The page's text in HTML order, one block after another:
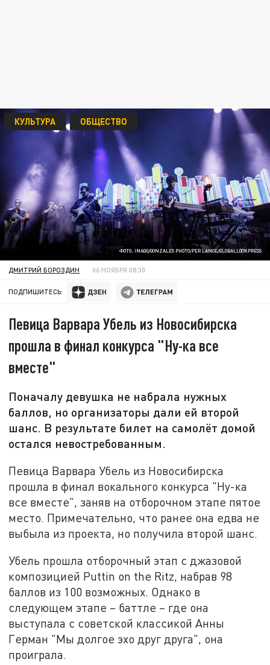
ФОТО: IMAGO/GONZALES PHOTO/PER LANGE/GLOBALLOOKPRESS
КУЛЬТУРА ОБЩЕСТВО
ДМИТРИЙ БОРОЗДИН 06 НОЯБРЯ 08:30
ПОДПИШИТЕСЬ:
Певица Варвара Убель из Новосибирска
прошла в финал конкурса "Ну-ка все
вместе"
Поначалу девушка не набрала нужных
баллов, но организаторы дали ей второй
шанс. В результате билет на самолёт домой
остался невостребованным.
Певица Варвара Убель из Новосибирска
прошла в финал вокального конкурса "Ну-ка
все вместе", заняв на отборочном этапе пятое
место. Примечательно, что ранее она едва не
выбыла из проекта, но получила второй шанс.
Убель прошла отборочный этап с джазовой
композицией Puttin on the Ritz, набрав 98
баллов из 100 возможных. Однако в
следующем этапе – баттле – где она
выступала с советской классикой Анны
Герман "Мы долгое эхо друг друга", она
проиграла.